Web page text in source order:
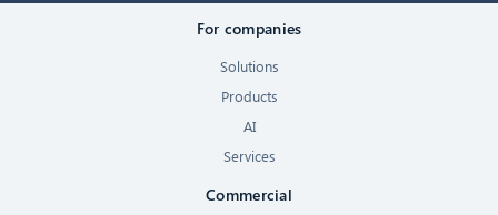
For companies
Solutions
Products
AI
Services
Commercial